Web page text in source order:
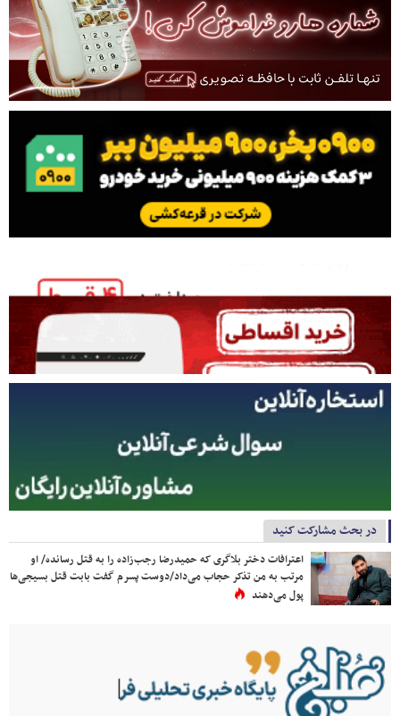
در بحث مشارکت کنید
اعترافات دختر بلاگری که حمیدرضا رجب‌زاده را به قتل رسانده/ او
مرتب به من تذکر حجاب می‌داد/دوست پسرم گفت بابت قتل بسیجی‌ها
پول می‌دهند